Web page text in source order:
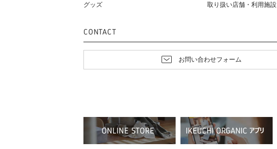
グッズ
取り扱い店舗・利用施設
CONTACT
お問い合わせフォーム